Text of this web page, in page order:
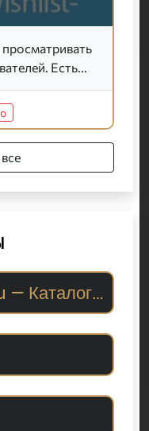
Есть...
TelegRoom.Ru — Каталог Telegram-каналов для